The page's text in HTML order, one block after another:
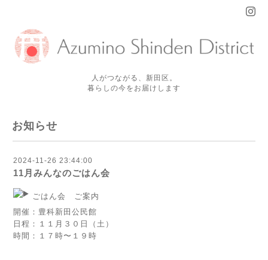
人がつながる、新田区。
暮らしの今をお届けします
お知らせ
2024-11-26 23:44:00
11月みんなのごはん会
ごはん会 ご案内
開催：豊科新田公民館
日程：１１月３０日（土）
時間：１７時〜１９時